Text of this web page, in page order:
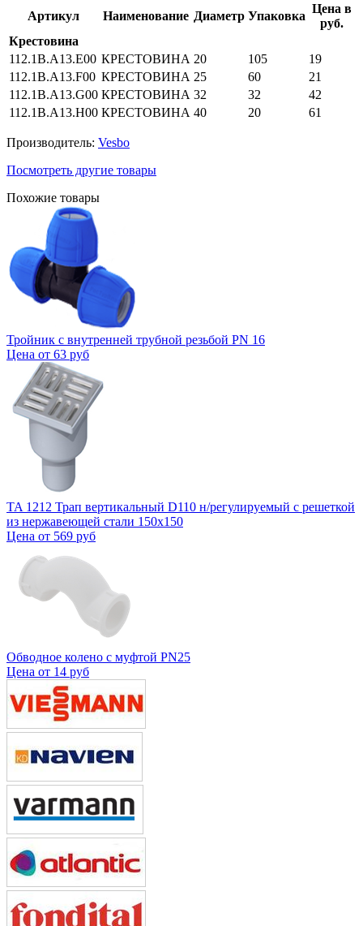
Артикул Наименование Диаметр Упаковка
Цена в
руб.
Крестовина
112.1B.A13.E00 КРЕСТОВИНА 20 105
19
112.1B.A13.F00 КРЕСТОВИНА 25 60
21
112.1B.A13.G00 КРЕСТОВИНА 32 32
42
112.1B.A13.H00 КРЕСТОВИНА 40 20 61
Производитель: Vesbo
Посмотреть другие товары
Похожие товары
Тройник с внутренней трубной резьбой PN 16
Цена от 63 руб
TA 1212 Трап вертикальный D110 н/регулируемый с решеткой
из нержавеющей стали 150x150
Цена от 569 руб
Обводное колено с муфтой PN25
Цена от 14 руб